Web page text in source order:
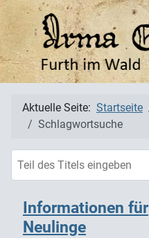
Aktuelle Seite: Startseite
Schlagwortsuche
Informationen für
Neulinge